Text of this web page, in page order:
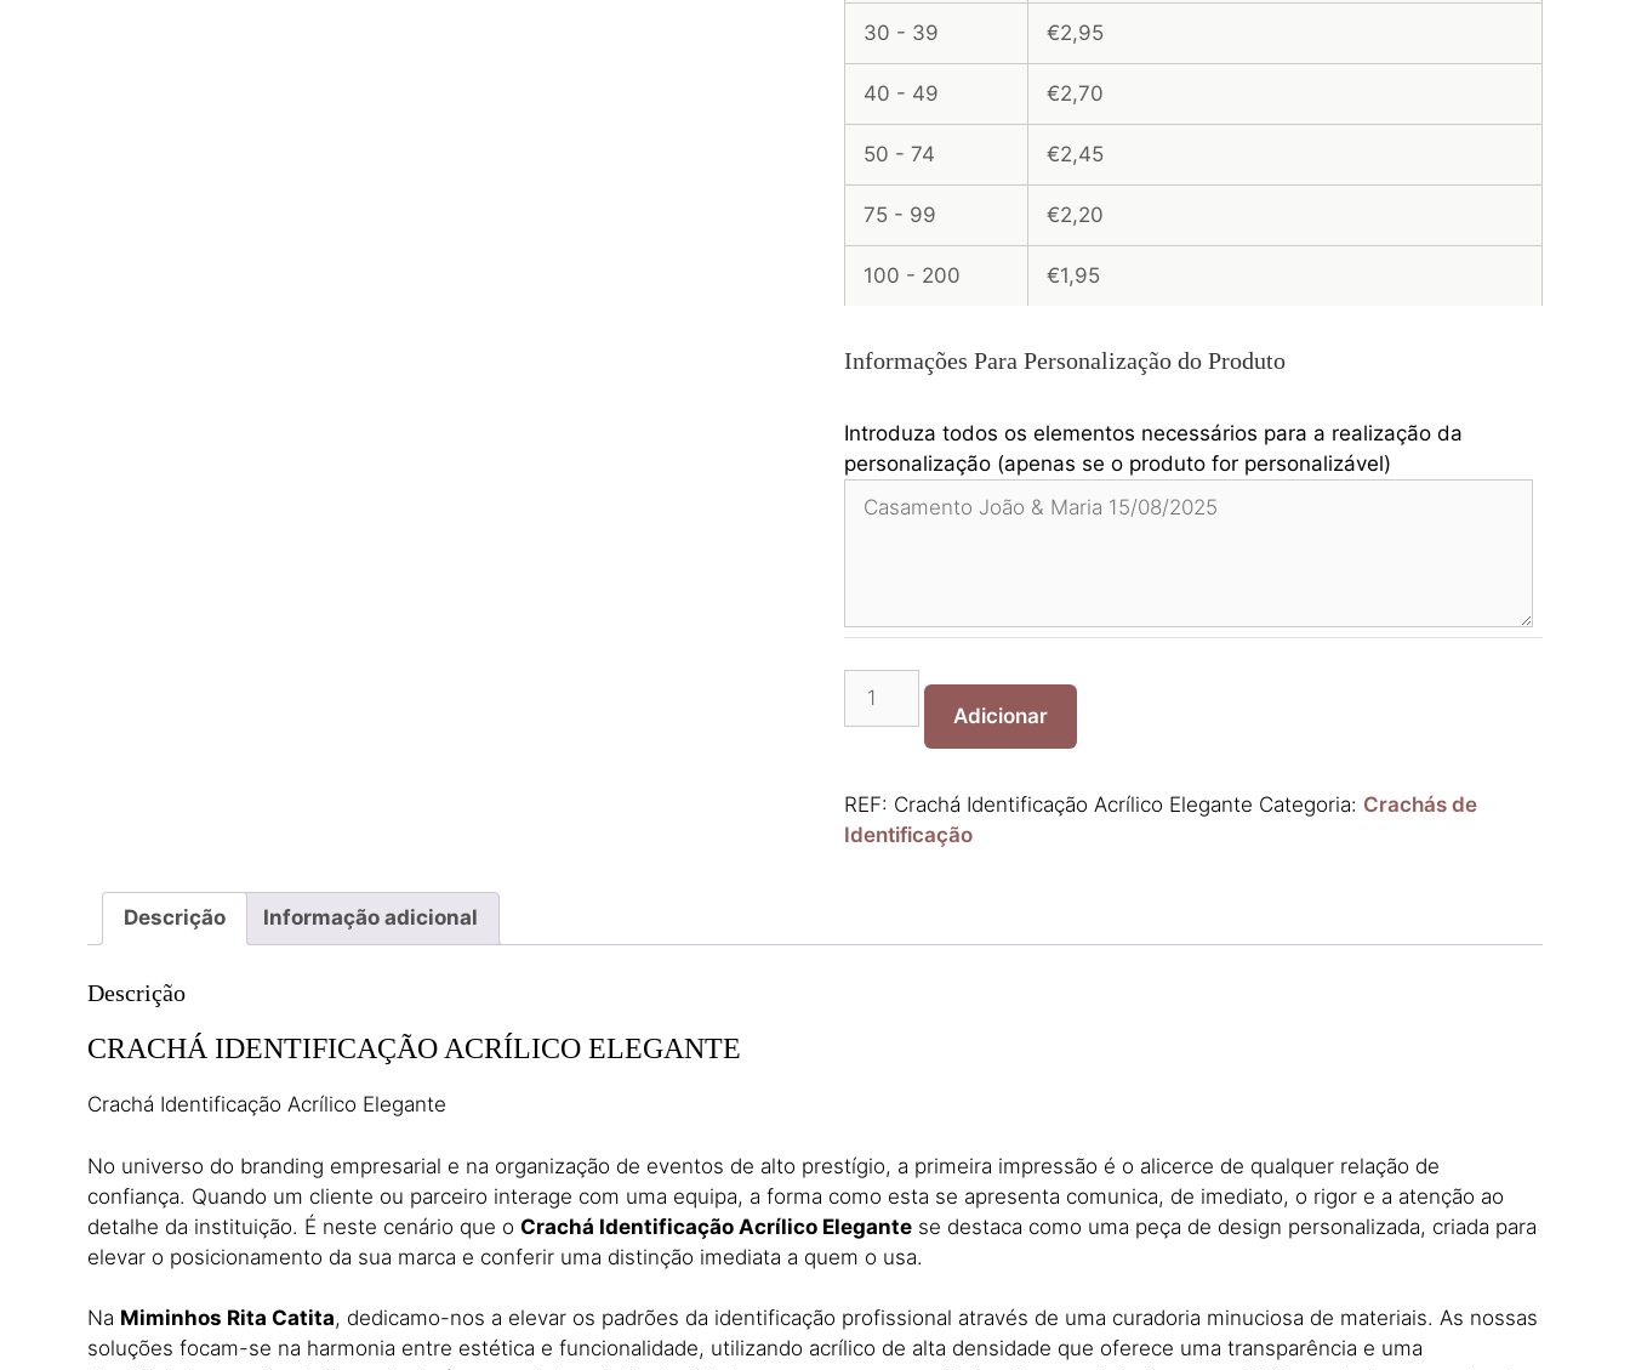
30 - 39 €2,95
40 - 49 €2,70
50 - 74 €2,45
75 - 99 €2,20
100 - 200 €1,95
Informações Para Personalização do Produto
Introduza todos os elementos necessários para a realização da
personalização (apenas se o produto for personalizável)
Quantidade
Acrílico
Elegante
Adicionar
REF: Crachá Identificação Acrílico Elegante Categoria: Crachás de
Identificação
Descrição Informação adicional
Descrição
CRACHÁ IDENTIFICAÇÃO ACRÍLICO ELEGANTE
Crachá Identificação Acrílico Elegante
No universo do branding empresarial e na organização de eventos de alto prestígio, a primeira impressão é o alicerce de qualquer relação de
confiança. Quando um cliente ou parceiro interage com uma equipa, a forma como esta se apresenta comunica, de imediato, o rigor e a atenção ao
detalhe da instituição. É neste cenário que o Crachá Identificação Acrílico Elegante se destaca como uma peça de design personalizada, criada para
elevar o posicionamento da sua marca e conferir uma distinção imediata a quem o usa.
Na Miminhos Rita Catita, dedicamo-nos a elevar os padrões da identificação profissional através de uma curadoria minuciosa de materiais. As nossas
soluções focam-se na harmonia entre estética e funcionalidade, utilizando acrílico de alta densidade que oferece uma transparência e uma